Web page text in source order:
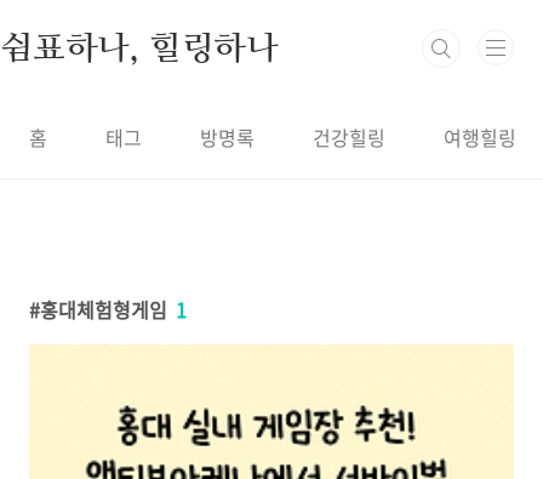
쉼표하나, 힐링하나
홈 태그 방명록 건강힐링 여행힐링
홍대체험형게임 1